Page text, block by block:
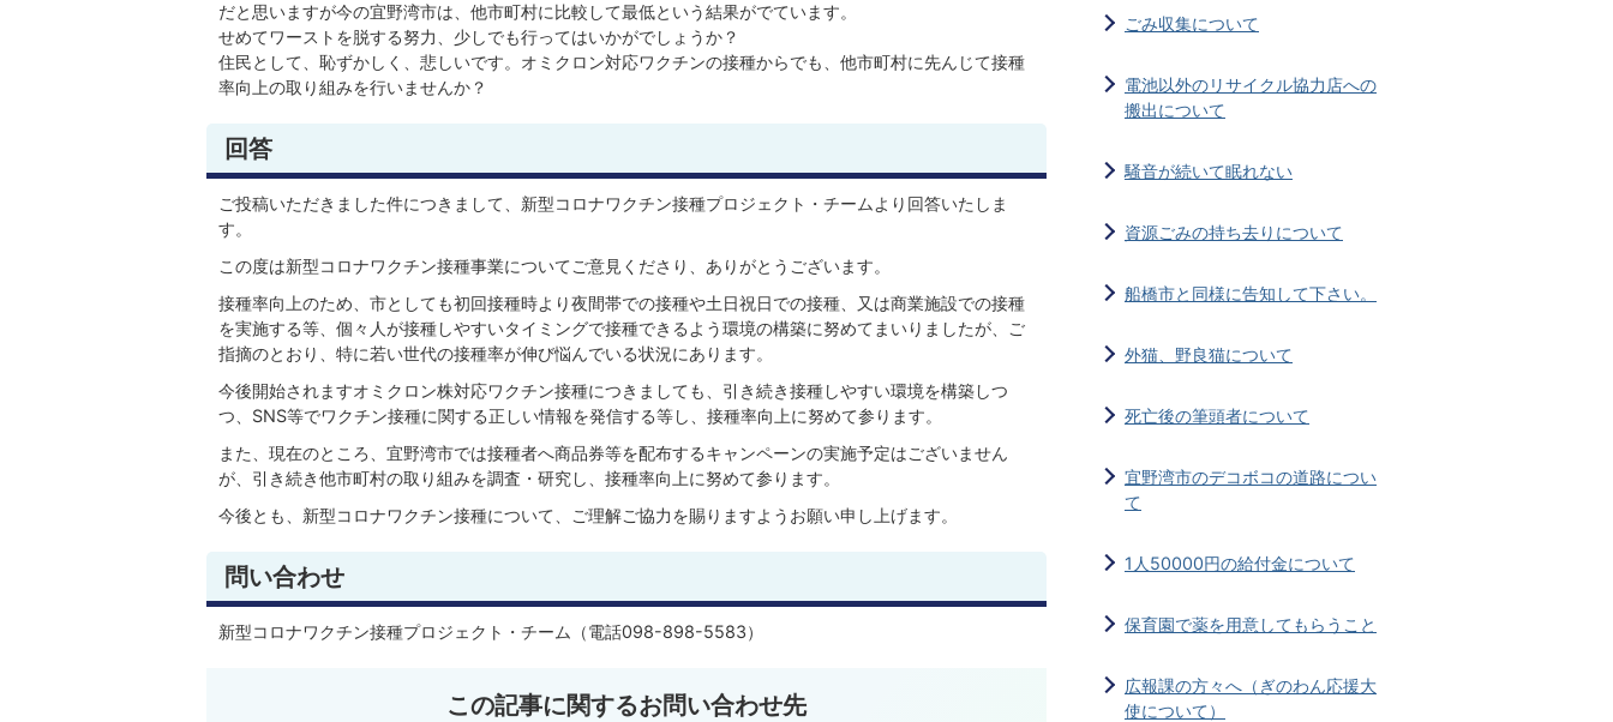
だと思いますが今の宜野湾市は、他市町村に比較して最低という結果がでています。
せめてワーストを脱する努力、少しでも行ってはいかがでしょうか？
住民として、恥ずかしく、悲しいです。オミクロン対応ワクチンの接種からでも、他市町村に先んじて接種
率向上の取り組みを行いませんか？
回答
ご投稿いただきました件につきまして、新型コロナワクチン接種プロジェクト・チームより回答いたしま
す。
この度は新型コロナワクチン接種事業についてご意見くださり、ありがとうございます。
接種率向上のため、市としても初回接種時より夜間帯での接種や土日祝日での接種、又は商業施設での接種
を実施する等、個々人が接種しやすいタイミングで接種できるよう環境の構築に努めてまいりましたが、ご
指摘のとおり、特に若い世代の接種率が伸び悩んでいる状況にあります。
今後開始されますオミクロン株対応ワクチン接種につきましても、引き続き接種しやすい環境を構築しつ
つ、SNS等でワクチン接種に関する正しい情報を発信する等し、接種率向上に努めて参ります。
また、現在のところ、宜野湾市では接種者へ商品券等を配布するキャンペーンの実施予定はございません
が、引き続き他市町村の取り組みを調査・研究し、接種率向上に努めて参ります。
今後とも、新型コロナワクチン接種について、ご理解ご協力を賜りますようお願い申し上げます。
問い合わせ
新型コロナワクチン接種プロジェクト・チーム（電話098-898-5583）
この記事に関するお問い合わせ先
ごみ収集について
電池以外のリサイクル協力店への
搬出について
騒音が続いて眠れない
資源ごみの持ち去りについて
船橋市と同様に告知して下さい。
外猫、野良猫について
死亡後の筆頭者について
宜野湾市のデコボコの道路につい
て
1人50000円の給付金について
保育園で薬を用意してもらうこと
広報課の方々へ（ぎのわん応援大
使について）